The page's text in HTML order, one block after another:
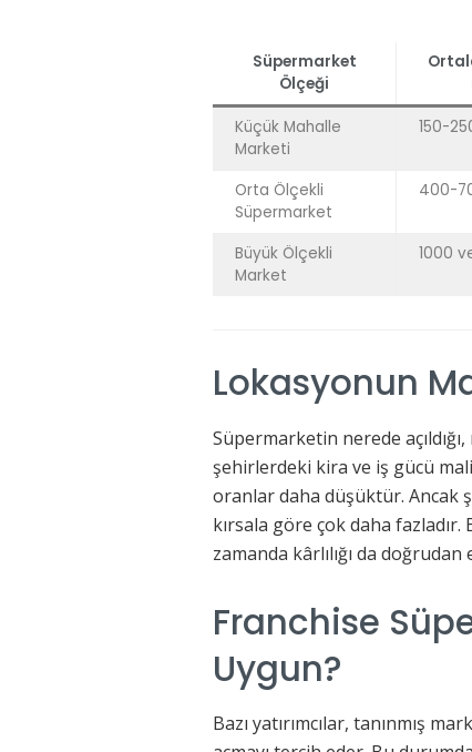
Süpermarket
Ölçeği
Küçük Mahalle
Marketi
150-
Orta Ölçekli
Süpermarket
400-
Büyük Ölçekli
Market
1000
Lokasyonun
Süpermarketin nerede
şehirlerdeki kira ve iş gücü
oranlar daha düşüktür. Ancak
kırsala göre çok daha
zamanda kârlılığı da
Franchise
Uygun?
Bazı yatırımcılar, tanınmış